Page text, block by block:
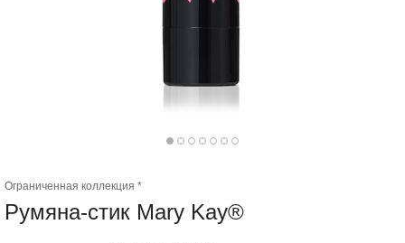
Ограниченная коллекция *
Румяна-стик Mary Kay®